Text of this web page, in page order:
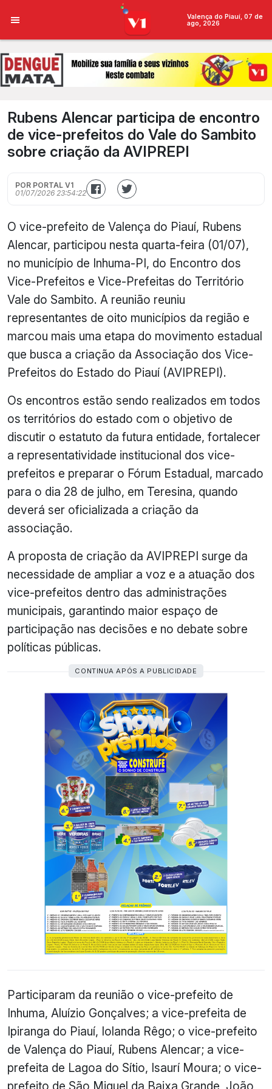
Valença do Piauí, 07 de
ago, 2026
Rubens Alencar participa de encontro
de vice-prefeitos do Vale do Sambito
sobre criação da AVIPREPI
POR PORTAL V1
01/07/2026 23:54:22
O vice-prefeito de Valença do Piauí, Rubens
Alencar, participou nesta quarta-feira (01/07),
no município de Inhuma-PI, do Encontro dos
Vice-Prefeitos e Vice-Prefeitas do Território
Vale do Sambito. A reunião reuniu
representantes de oito municípios da região e
marcou mais uma etapa do movimento estadual
que busca a criação da Associação dos Vice-
Prefeitos do Estado do Piauí (AVIPREPI).
Os encontros estão sendo realizados em todos
os territórios do estado com o objetivo de
discutir o estatuto da futura entidade, fortalecer
a representatividade institucional dos vice-
prefeitos e preparar o Fórum Estadual, marcado
para o dia 28 de julho, em Teresina, quando
deverá ser oficializada a criação da
associação.
A proposta de criação da AVIPREPI surge da
necessidade de ampliar a voz e a atuação dos
vice-prefeitos dentro das administrações
municipais, garantindo maior espaço de
participação nas decisões e no debate sobre
políticas públicas.
CONTINUA APÓS A PUBLICIDADE
Participaram da reunião o vice-prefeito de
Inhuma, Aluízio Gonçalves; a vice-prefeita de
Ipiranga do Piauí, Iolanda Rêgo; o vice-prefeito
de Valença do Piauí, Rubens Alencar; a vice-
prefeita de Lagoa do Sítio, Isaurí Moura; o vice-
prefeito de São Miguel da Baixa Grande, João